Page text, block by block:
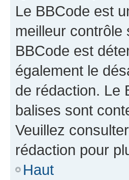
Le BBCode est
meilleur contrôle
BBCode est
également le
de rédaction. Le
balises sont
Veuillez
rédaction pour
Haut